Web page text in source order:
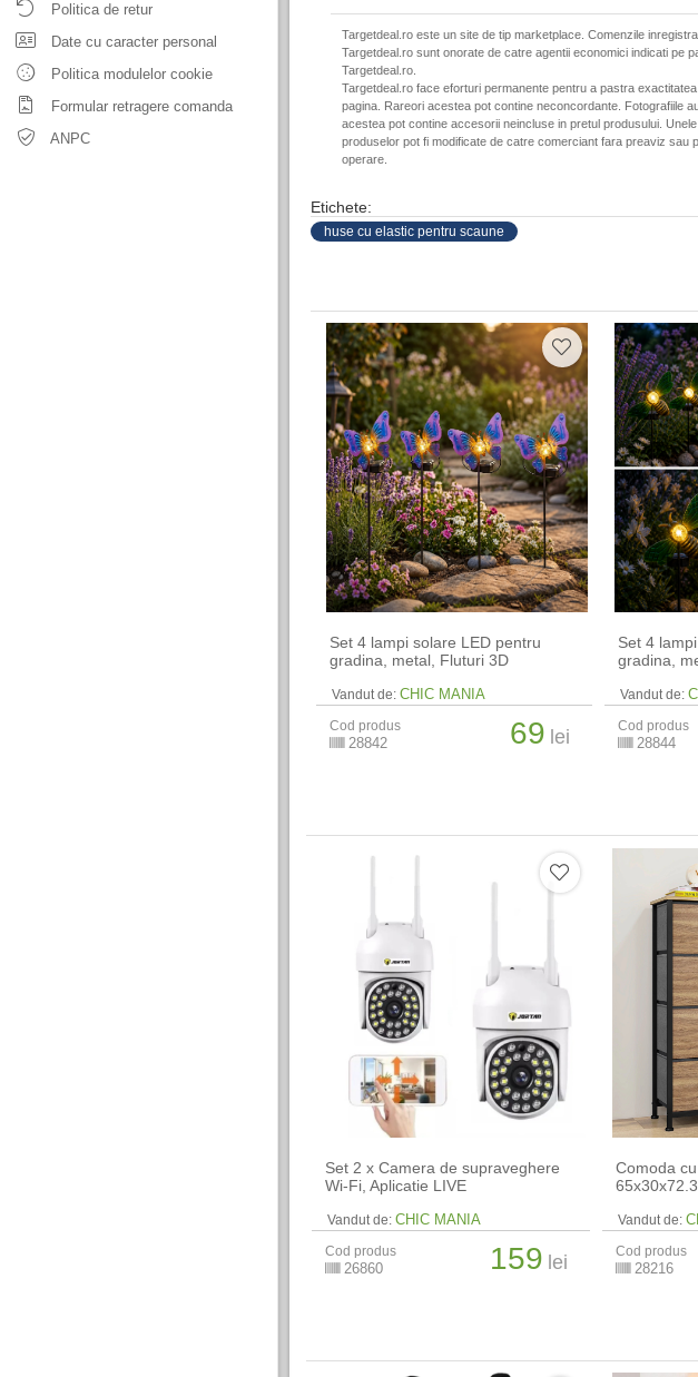
Politica de retur
Date cu caracter personal
Politica modulelor cookie
Formular retragere comanda
ANPC
Targetdeal.ro este un site de tip marketplace. Comenzile
Targetdeal.ro sunt onorate de catre agentii economici indicati pe
Targetdeal.ro.
Targetdeal.ro face eforturi permanente pentru a pastra
pagina. Rareori acestea pot contine neconcordante. Fotografiile
acestea pot contine accesorii neincluse in pretul produsului.
produselor pot fi modificate de catre comerciant fara preaviz sau
operare.
Etichete:
huse cu elastic pentru scaune
Set 4 lampi solare LED pentru
gradina, metal, Fluturi 3D
Vandut de: CHIC MANIA
Cod produs
28842 69 lei
Set 4
gradina,
Vandut de:
Cod produs
28844
Set 2 x Camera de supraveghere
Wi-Fi, Aplicatie LIVE
Vandut de: CHIC MANIA
Cod produs
26860 159 lei
Comoda
Vandut de:
Cod produs
28216